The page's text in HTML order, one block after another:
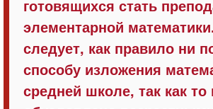
готовящихся стать
элементарной
следует, как правило ни
способу изложения
средней школе, так как то